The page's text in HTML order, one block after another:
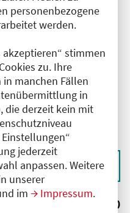
personenbezogene
werden.
akzeptieren“ stimmen
zu. Ihre
manchen Fällen
in
die derzeit kein mit
jederzeit
anpassen. Weitere
unserer
im Impressum.
entsprechen
getätigten Angaben.
keine
Haftung obliegt dem
neu laden
Ergebnisse: 0